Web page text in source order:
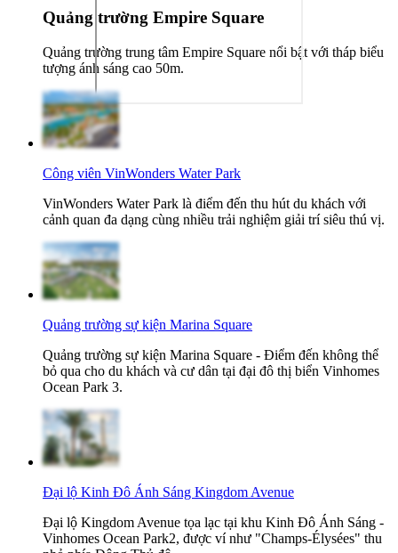
Quảng trường Empire Square
Quảng trường trung tâm Empire Square nổi bật với tháp biểu
tượng ánh sáng cao 50m.
Công viên VinWonders Water Park
VinWonders Water Park là điểm đến thu hút du khách với
cảnh quan đa dạng cùng nhiều trải nghiệm giải trí siêu thú vị.
Quảng trường sự kiện Marina Square
Quảng trường sự kiện Marina Square - Điểm đến không thể
bỏ qua cho du khách và cư dân tại đại đô thị biển Vinhomes
Ocean Park 3.
Đại lộ Kinh Đô Ánh Sáng Kingdom Avenue
Đại lộ Kingdom Avenue tọa lạc tại khu Kinh Đô Ánh Sáng -
Vinhomes Ocean Park2, được ví như "Champs-Élysées" thu